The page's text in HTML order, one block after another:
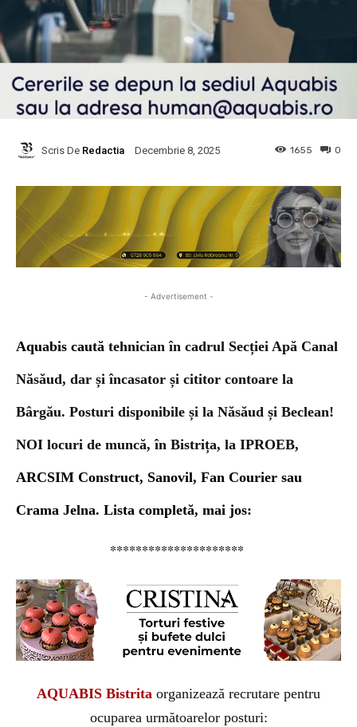
Scris De Redactia Decembrie 8, 2025 0
1655
- Advertisement -
Aquabis caută tehnician în cadrul Secției Apă Canal
Năsăud, dar și încasator și cititor contoare la
Bârgău. Posturi disponibile și la Năsăud și Beclean!
NOI locuri de muncă, în Bistrița, la IPROEB,
ARCSIM Construct, Sanovil, Fan Courier sau
Crama Jelna. Lista completă, mai jos:
*********************
AQUABIS Bistrita organizează recrutare pentru
ocuparea următoarelor posturi: